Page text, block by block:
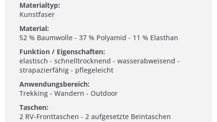
Materialtyp:
Kunstfaser
Material:
52 % Baumwolle - 37 % Polyamid - 11 % Elasthan
Funktion / Eigenschaften:
elastisch - schnelltrocknend - wasserabweisend -
strapazierfähig - pflegeleicht
Anwendungsbereich:
Trekking - Wandern - Outdoor
Taschen:
2 RV-Fronttaschen - 2 aufgesetzte Beintaschen